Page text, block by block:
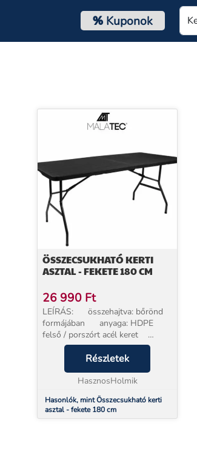
%Kuponok
ÖSSZECSUKHATÓ KERTI
ASZTAL - FEKETE 180 CM
26 990 Ft
LEÍRÁS: összehajtva: bőrönd
formájában anyaga: HDPE
felső / porszórt acél keret
keret: fi 25 x 1 mm méretek:
180/74/74 cm összecsukott
asztal méretei: 90/74/8 cm...
Részletek
HasznosHolmik
Hasonlók, mint Összecsukható kerti
asztal - fekete 180 cm